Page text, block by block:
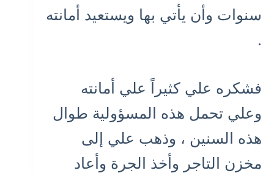
سنوات وأن يأتي بها ويستعيد أمانته
.
فشكره علي كثيراً علي أمانته
وعلي تحمل هذه المسؤولية طوال
هذه السنين ، وذهب علي إلى
مخزن التاجر وأخذ الجرة وأعاد